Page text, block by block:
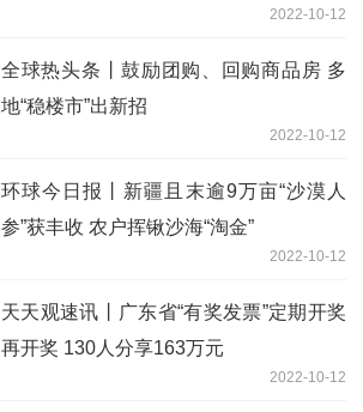
2022-10-12
全球热头条丨鼓励团购、回购商品房 多
地“稳楼市”出新招
2022-10-12
环球今日报丨新疆且末逾9万亩“沙漠人
参”获丰收 农户挥锹沙海“淘金”
2022-10-12
天天观速讯丨广东省“有奖发票”定期开奖
再开奖 130人分享163万元
2022-10-12